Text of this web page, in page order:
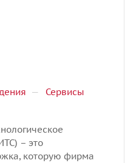
—
Сервисы
– это
которую фирма